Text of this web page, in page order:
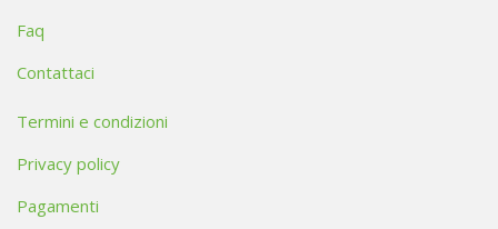
Faq
Contattaci
Termini e condizioni
Privacy policy
Pagamenti